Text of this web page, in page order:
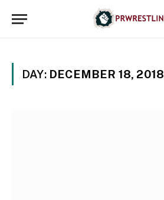
DAY: DECEMBER 18, 2018